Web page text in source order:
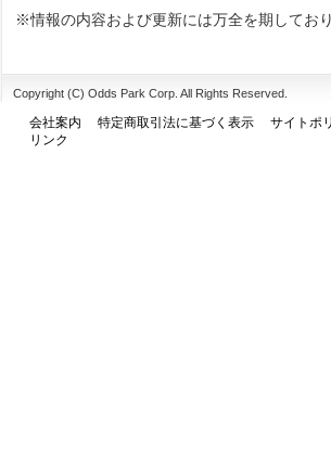
※情報の内容および更新には万全を期してお
Copyright (C) Odds Park Corp. All Rights Reserved.
会社案内 特定商取引法に基づく表示 サイトポ
リンク